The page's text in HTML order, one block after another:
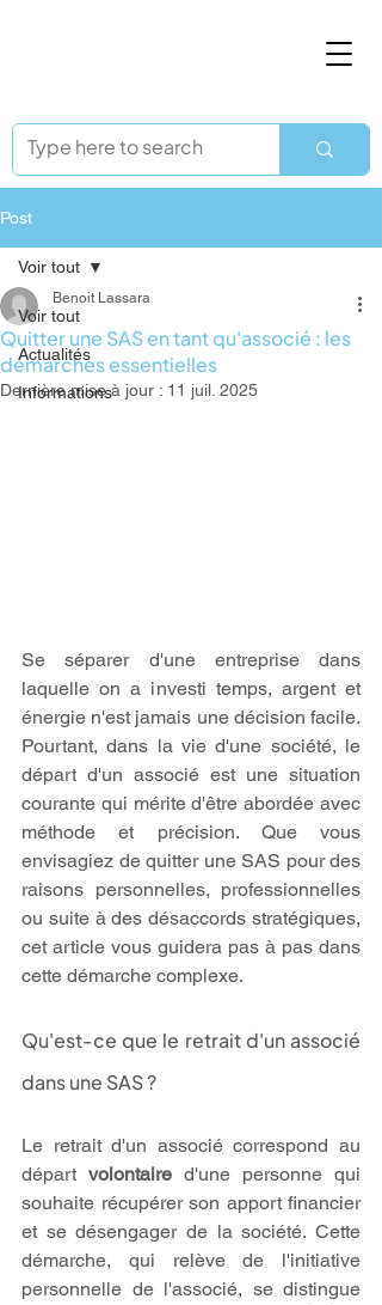
Post
Voir tout
Actualités
Informations
Voir tout
Quitter une SAS en tant qu'associé : les
démarches essentielles
Benoit Lassara
Dernière mise à jour : 11 juil. 2025
Se séparer d'une entreprise dans
laquelle on a investi temps, argent et
énergie n'est jamais une décision facile.
Pourtant, dans la vie d'une société, le
départ d'un associé est une situation
courante qui mérite d'être abordée avec
méthode et précision. Que vous
envisagiez de quitter une SAS pour des
raisons personnelles, professionnelles
ou suite à des désaccords stratégiques,
cet article vous guidera pas à pas dans
cette démarche complexe.
Qu'est-ce que le retrait d'un associé
dans une SAS ?
Le retrait d'un associé correspond au
départ volontaire d'une personne qui
souhaite récupérer son apport financier
et se désengager de la société. Cette
démarche, qui relève de l'initiative
personnelle de l'associé, se distingue